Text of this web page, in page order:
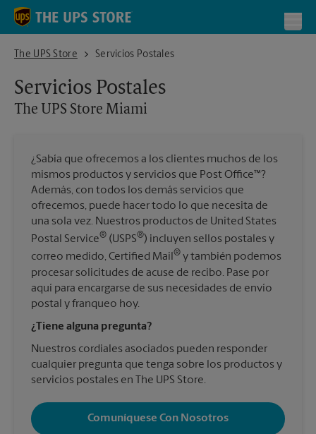
Skip to content
Return to Nav
The UPS Store
The UPS Store MiamiServicios Postales
Servicios Postales
The UPS Store Miami
¿Sabía que ofrecemos a los clientes muchos de los
mismos productos y servicios que Post Office™?
Además, con todos los demás servicios que
ofrecemos, puede hacer todo lo que necesita de
una sola vez. Nuestros productos de United States
Postal Service® (USPS®) incluyen sellos postales y
correo medido, Certified Mail® y también podemos
procesar solicitudes de acuse de recibo. Pase por
aquí para encargarse de sus necesidades de envío
postal y franqueo hoy.
¿Tiene alguna pregunta?
Nuestros cordiales asociados pueden responder
cualquier pregunta que tenga sobre los productos y
servicios postales en The UPS Store.
Comuníquese Con Nosotros